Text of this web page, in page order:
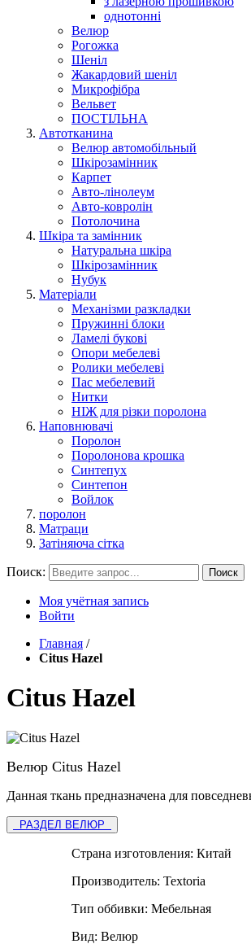
однотонні
Велюр
Рогожка
Шеніл
Жакардовий шеніл
Микрофібра
Вельвет
ПОСТІЛЬНА
Автотканина
Велюр автомобільный
Шкірозамінник
Карпет
Авто-лінолеум
Авто-ковролін
Потолочина
Шкіра та замінник
Натуральна шкіра
Шкірозамінник
Нубук
Матеріали
Механізми разкладки
Пружинні блоки
Ламелі букові
Опори мебелеві
Ролики мебелеві
Пас мебелевий
Нитки
НІЖ для різки поролона
Наповнювачі
Поролон
Поролонова крошка
Синтепух
Синтепон
Войлок
поролон
Матраци
Затіняюча сітка
Поиск: Поиск
Моя учётная запись
Войти
Главная /
Citus Hazel
Citus Hazel
Велюр Citus Hazel
Данная ткань предназначена для
РАЗДЕЛ ВЕЛЮР
Страна изготовления: Китай
Производитель: Textoria
Тип оббивки: Мебельная
Вид: Велюр